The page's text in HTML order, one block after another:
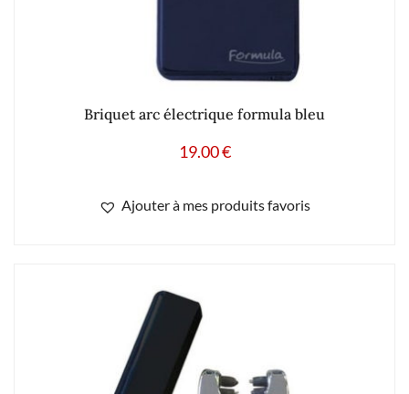
Briquet arc électrique formula bleu
19.00€
Ajouter à mes produits favoris